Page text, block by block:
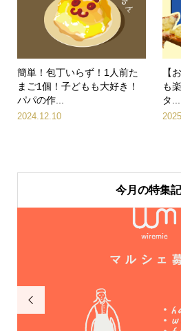
簡単！包丁いらず！1人前た
まご1個！子どもも大好き！
パパの作...
2024.12.10
【
も
タ...
今月の特集
